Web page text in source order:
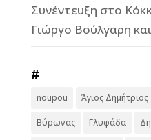
Συνέντευξη στο
Γιώργο Βούλγαρη
#
noupou Άγιος Δημήτριος
Βύρωνας Γλυφάδα